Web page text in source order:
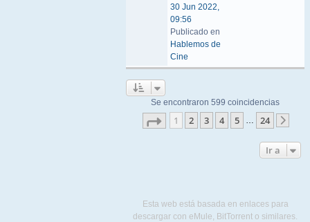
30 Jun 2022,
09:56
Publicado en
Hablemos de
Cine
Se encontraron 599 coincidencias
Página de 24
1 2 3 4 5 … 24
Ir a
Esta web está basada en enlaces para
descargar con eMule, BitTorrent o similares.